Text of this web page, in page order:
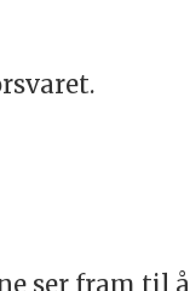
.
ser fram til å